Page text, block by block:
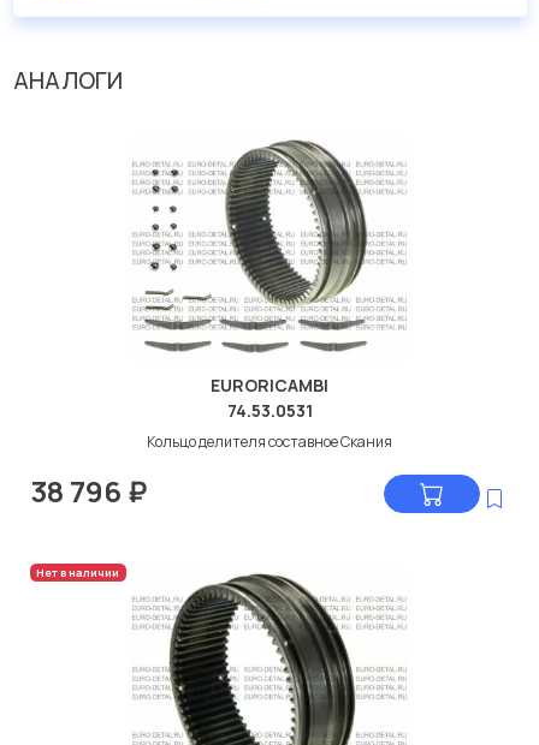
Мы продаем сертифицированные колодки тормозные
Производитель
АНАЛОГИ
EURORICAMBI
74.53.0531
Кольцо делителя составное Скания
38 796 ₽
Нет в наличии